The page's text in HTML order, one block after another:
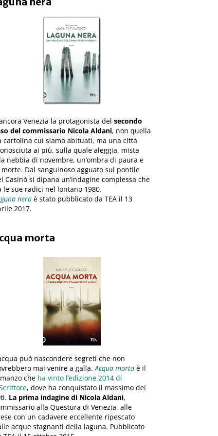
Venezia la protagonista del secondo
del commissario Nicola Aldani, non quella
cartolina cui siamo abituati, ma una città
ai più, sulla quale aleggia, mista
nebbia di novembre, un’ombra di paura e
Dal sanguinoso agguato sul pontile
Casinò si dipana un’indagine complessa che
le sue radici nel lontano 1980.
nera è stato pubblicato da TEA il 13
2017.
morta
può nascondere segreti che non
mai venire a galla. Acqua morta è il
che ha vinto l’edizione 2014 di
, dove ha conquistato il massimo dei
La prima indagine di Nicola Aldani,
alla Questura di Venezia, alle
con un cadavere eccellente ripescato
acque stagnanti della laguna. Pubblicato